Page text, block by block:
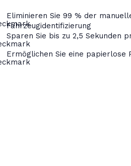
Eliminieren Sie 99 % der
Fahrzeugidentifizierung
Sparen Sie bis zu 2,5 Sekunden
Ermöglichen Sie eine